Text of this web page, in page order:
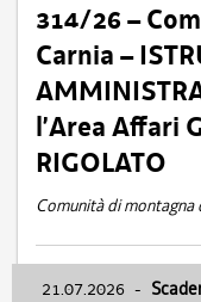
314/26 –
Carnia –
l’Area Affari
RIGOLATO
Comunità di montagna
21.07.2026 -